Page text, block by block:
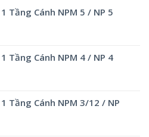
Tầng Cánh NPM 5 / NP 5
Tầng Cánh NPM 4 / NP 4
Tầng Cánh NPM 3/12 / NP